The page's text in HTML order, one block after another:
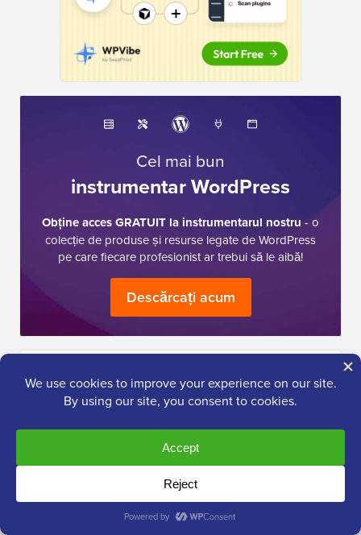
Cel mai bun
instrumentar WordPress
Obține acces GRATUIT la instrumentarul nostru - o
colecție de produse și resurse legate de WordPress
pe care fiecare profesionist ar trebui să le aibă!
Descărcați acum
Am nevoie de ajutor cu…